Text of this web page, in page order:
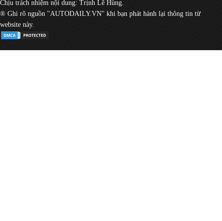
Chịu trách nhiệm nội dung: Trịnh Lê Hùng.
® Ghi rõ nguồn "AUTODAILY.VN" khi bạn phát hành lại thông tin từ
website này.